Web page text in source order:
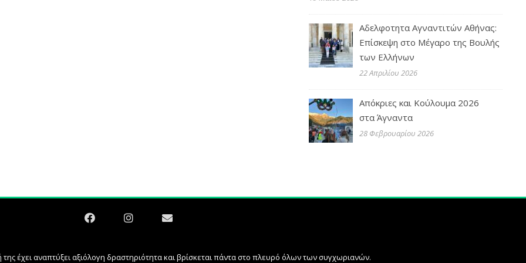
Αδελφοτητα Αγναντιτών Αθήνας:
Επίσκεψη στο Μέγαρο της Βουλής
των Ελλήνων
22 Απριλίου 2026
Απόκριες και Κούλουμα 2026
στα Άγναντα
28 Φεβρουαρίου 2026
έχει αναπτύξει αξιόλογη δραστηριότητα και βρίσκεται πάντα στο πλευρό όλων των συγχωριανών.